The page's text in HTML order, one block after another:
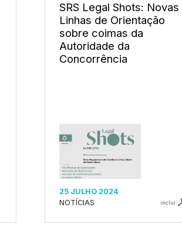
SRS Legal Shots: Novas
Linhas de Orientação
sobre coimas da
Autoridade da
Concorrência
25 JULHO 2024
NOTÍCIAS
inclui